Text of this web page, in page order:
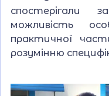
можливість
практичної
розумінню